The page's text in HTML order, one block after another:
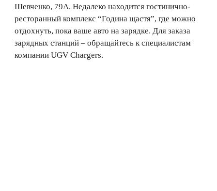
Шевченко, 79А. Недалеко находится гостинично-
ресторанный комплекс “Година щастя”, где можно
отдохнуть, пока ваше авто на зарядке. Для заказа
зарядных станций – обращайтесь к специалистам
компании UGV Chargers.